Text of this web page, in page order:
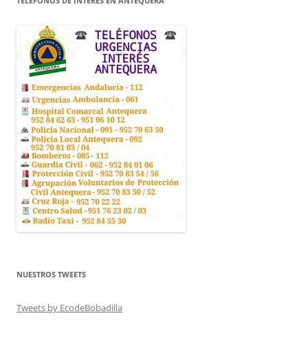
NUESTROS TWEETS
Tweets by EcodeBobadilla